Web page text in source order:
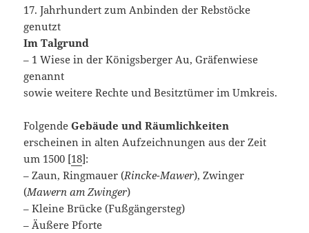
17. Jahrhundert zum Anbinden der Rebstöcke
genutzt
Im Talgrund
– 1 Wiese in der Königsberger Au, Gräfenwiese
genannt
sowie weitere Rechte und Besitztümer im Umkreis.
FolgendeGebäude und Räumlichkeiten
erscheinen in alten Aufzeichnungen aus der Zeit
um 1500 [18]:
– Zaun, Ringmauer (Rincke-Mawer), Zwinger
(Mawern am Zwinger)
– Kleine Brücke (Fußgängersteg)
– Äußere Pforte